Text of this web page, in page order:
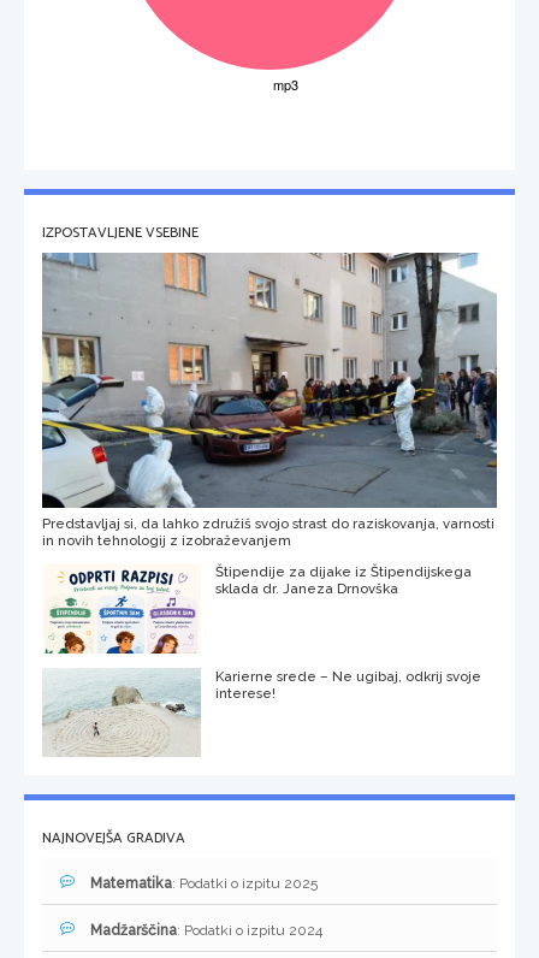
IZPOSTAVLJENE VSEBINE
Predstavljaj si, da lahko združiš svojo strast do raziskovanja, varnosti
in novih tehnologij z izobraževanjem
Štipendije za dijake iz Štipendijskega
sklada dr. Janeza Drnovška
Karierne srede – Ne ugibaj, odkrij svoje
interese!
NAJNOVEJŠA GRADIVA
Matematika: Podatki o izpitu 2025
Madžarščina: Podatki o izpitu 2024